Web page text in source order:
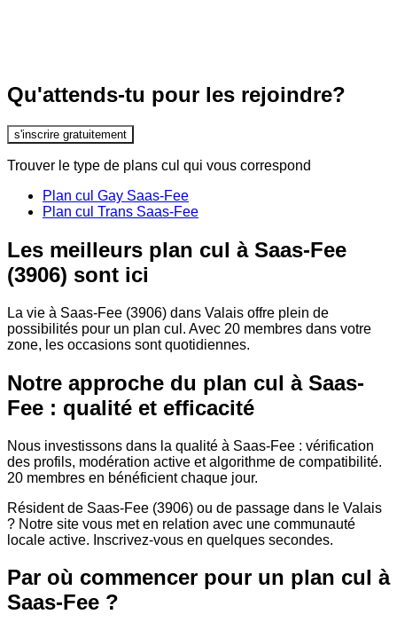
Qu'attends-tu pour les rejoindre?
s'inscrire gratuitement
Trouver le type de plans cul qui vous correspond
Plan cul Gay Saas-Fee
Plan cul Trans Saas-Fee
Les meilleurs plan cul à Saas-Fee
(3906) sont ici
La vie à Saas-Fee (3906) dans Valais offre plein de
possibilités pour un plan cul. Avec 20 membres dans votre
zone, les occasions sont quotidiennes.
Notre approche du plan cul à Saas-
Fee : qualité et efficacité
Nous investissons dans la qualité à Saas-Fee : vérification
des profils, modération active et algorithme de compatibilité.
20 membres en bénéficient chaque jour.
Résident de Saas-Fee (3906) ou de passage dans le Valais
? Notre site vous met en relation avec une communauté
locale active. Inscrivez-vous en quelques secondes.
Par où commencer pour un plan cul à
Saas-Fee ?